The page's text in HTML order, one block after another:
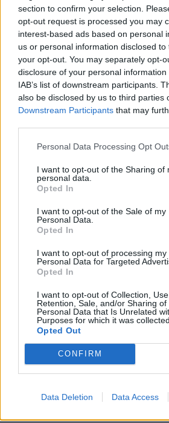
section to confirm your selection.
opt-out request is processed you may
interest-based ads based on personal
us or personal information disclosed
your opt-out. You may separately opt-
disclosure of your personal
IAB’s list of downstream participants.
also be disclosed by us to third parties
Downstream Participants that may
Personal Data Processing Opt
I want to opt-out of the Sharing of
personal data.
Opted In
I want to opt-out of the Sale of my
Personal Data.
Opted In
I want to opt-out of processing my
Personal Data for Targeted
Opted In
I want to opt-out of Collection, Use,
Retention, Sale, and/or Sharing of
Personal Data that Is Unrelated
Purposes for which it was collected.
Opted Out
CONFIRM
Data Deletion Data Access